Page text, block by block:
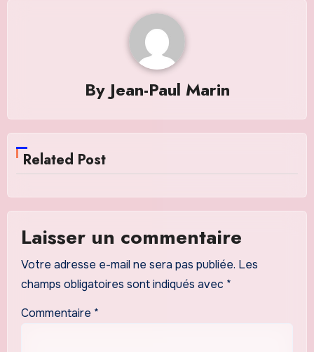
ByJean-Paul Marin
Related Post
Laisser un commentaire
Votre adresse e-mail ne sera pas publiée. Les
champs obligatoires sont indiqués avec *
Commentaire *